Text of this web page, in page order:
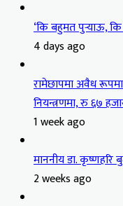
‘कि बहुमत पुर्‍याऊ, कि
4 days ago
रामेछापमा अवैध
नियन्त्रणमा, रु ६७
1 week ago
माननीय डा. कृष्णहरि
2 weeks ago